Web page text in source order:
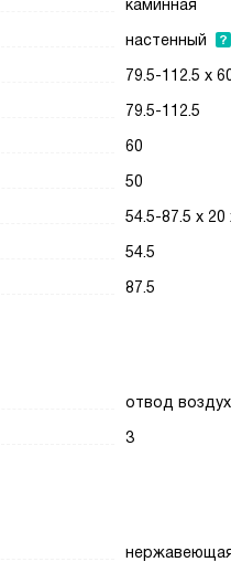
каминная
настенный
79.5-112.5 x
79.5-112.5
60
50
54.5-87.5 x 20
54.5
87.5
отвод
3